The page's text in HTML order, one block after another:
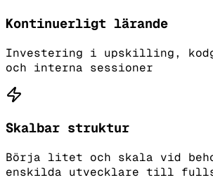
Kontinuerligt lärande
Investering i upskilling,
och interna sessioner
Skalbar struktur
Börja litet och skala vid
enskilda utvecklare till